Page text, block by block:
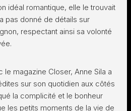
idéal romantique, elle le trouvait
pas donné de détails sur
respectant ainsi sa volonté
le magazine Closer, Anne Sila a
sur son quotidien aux côtés
la complicité et le bonheur
les petits moments de la vie de